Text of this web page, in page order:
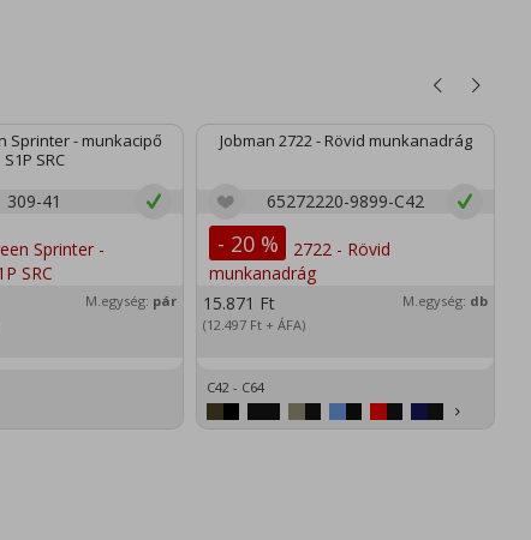
Sprinter - munkacipő
S1P SRC
309-41
M.egység: pár
Jobman 2722 - Rövid munkanadrág
65272220-9899-C42
- 20 %
15.871 Ft
(12.497 Ft + ÁFA)
M.egység: db
C42 - C64